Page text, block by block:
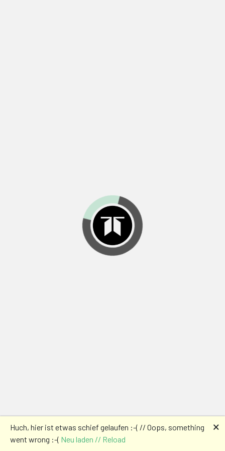
Huch, hier ist etwas schief gelaufen :-( // Oops, something
went wrong :-( Neu laden // Reload
🗙